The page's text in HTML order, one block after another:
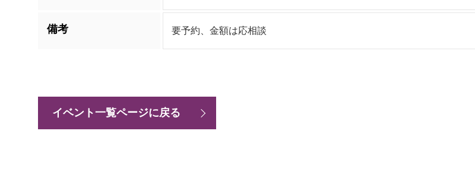
備考 要予約、金額は応相談
イベント一覧ページに戻る